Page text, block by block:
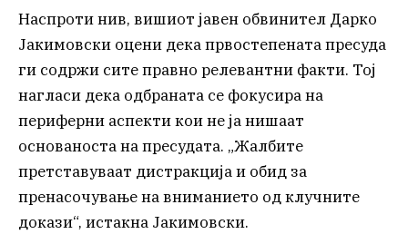
Наспроти нив, вишиот јавен обвинител Дарко
Јакимовски оцени дека првостепената пресуда
ги содржи сите правно релевантни факти. Тој
нагласи дека одбраната се фокусира на
периферни аспекти кои не ја нишаат
основаноста на пресудата. „Жалбите
претставуваат дистракција и обид за
пренасочување на вниманието од клучните
докази“, истакна Јакимовски.